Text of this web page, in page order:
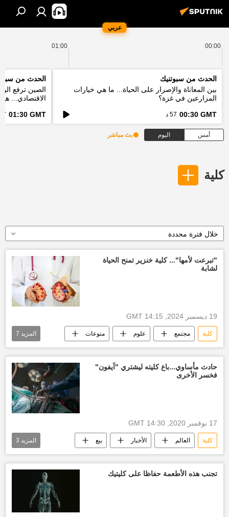
عربي
00:00
01:00
الحدث من سبوتنيك
بين المعاناة والإصرار على الحياة... ما هي خيارات
المزارعين في غزة؟
00:30 GMT 57 د
الحدث من
الصين ترفع
الاقتصادي...
01:30 GMT
57
أمس اليوم بث مباشر
كلية
خلال فترة محددة
"تبرعت لأمها"... كلية خنزير تمنح الحياة
لشابة
19 ديسمبر 2024, 14:15 GMT
كلية مجتمع علوم منوعات
نقل أعضاء نقل الأعضاء جراحة
عملية جراحة أطباء الجراحة الصحة
كلية بشرية
المزيد 7
حادث مأساوي...باع كليته ليشتري "آيفون"
فخسر الأخرى
17 نوفمبر 2020, 14:30 GMT
كلية العالم الأخبار بيع
شراء بيع الكلى أحدث آيفون
المزيد 3
تجنب هذه الأطعمة حفاظا على كليتيك